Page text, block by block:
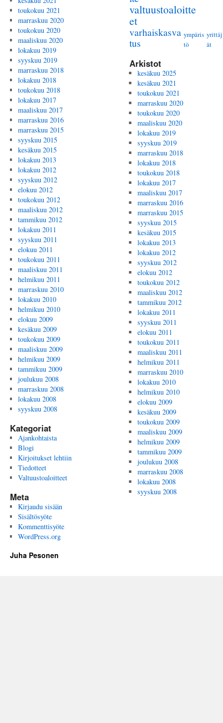
toukokuu 2021
marraskuu 2020
toukokuu 2020
maaliskuu 2020
lokakuu 2019
syyskuu 2019
marraskuu 2018
lokakuu 2018
toukokuu 2018
lokakuu 2017
maaliskuu 2017
marraskuu 2016
marraskuu 2015
syyskuu 2015
kesäkuu 2015
lokakuu 2013
lokakuu 2012
syyskuu 2012
elokuu 2012
toukokuu 2012
maaliskuu 2012
tammikuu 2012
lokakuu 2011
syyskuu 2011
elokuu 2011
toukokuu 2011
maaliskuu 2011
helmikuu 2011
marraskuu 2010
lokakuu 2010
helmikuu 2010
elokuu 2009
kesäkuu 2009
toukokuu 2009
maaliskuu 2009
helmikuu 2009
tammikuu 2009
joulukuu 2008
marraskuu 2008
lokakuu 2008
syyskuu 2008
Kategoriat
Ajankohtaista
Blogi
Kirjoitukset lehtiin
Tiedotteet
Valtuustoaloitteet
Meta
Kirjaudu sisään
Sisältösyöte
Kommenttisyöte
WordPress.org
valtuustoaloitte
et
varhaiskasva
tus
ympäris
tö
yrittäj
ät
Arkistot
kesäkuu 2025
kesäkuu 2021
toukokuu 2021
marraskuu 2020
toukokuu 2020
maaliskuu 2020
lokakuu 2019
syyskuu 2019
marraskuu 2018
lokakuu 2018
toukokuu 2018
lokakuu 2017
maaliskuu 2017
marraskuu 2016
marraskuu 2015
syyskuu 2015
kesäkuu 2015
lokakuu 2013
lokakuu 2012
syyskuu 2012
elokuu 2012
toukokuu 2012
maaliskuu 2012
tammikuu 2012
lokakuu 2011
syyskuu 2011
elokuu 2011
toukokuu 2011
maaliskuu 2011
helmikuu 2011
marraskuu 2010
lokakuu 2010
helmikuu 2010
elokuu 2009
kesäkuu 2009
toukokuu 2009
maaliskuu 2009
helmikuu 2009
tammikuu 2009
joulukuu 2008
marraskuu 2008
lokakuu 2008
syyskuu 2008
Juha Pesonen